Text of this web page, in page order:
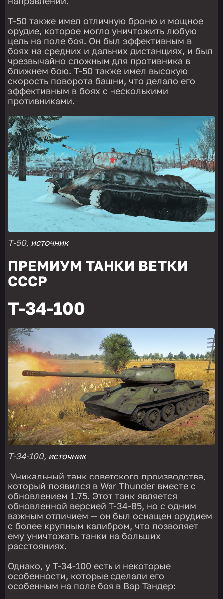
Т-50 также имел отличную броню и мощное
орудие, которое могло уничтожить любую
цель на поле боя. Он был эффективным в
боях на средних и дальних дистанциях, и был
чрезвычайно сложным для противника в
ближнем бою. Т-50 также имел высокую
скорость поворота башни, что делало его
эффективным в боях с несколькими
противниками.
Т-50, источник
ПРЕМИУМ ТАНКИ ВЕТКИ
СССР
Т-34-100
Т-34-100, источник
Уникальный танк советского производства,
который появился в War Thunder вместе с
обновлением 1.75. Этот танк является
обновленной версией T-34-85, но с одним
важным отличием — он был оснащен орудием
с более крупным калибром, что позволяет
ему уничтожать танки на больших
расстояниях.
Однако, у T-34-100 есть и некоторые
особенности, которые сделали его
особенным на поле боя в Вар Тандер: